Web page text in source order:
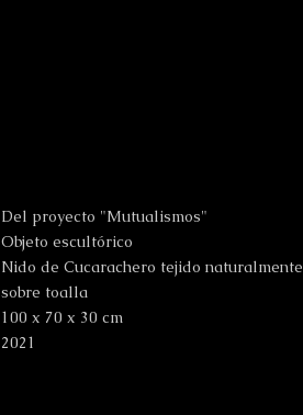
Del proyecto "Mutualismos"
Objeto escultórico
Nido de Cucarachero tejido naturalmente
sobre toalla
100 x 70 x 30 cm
2021